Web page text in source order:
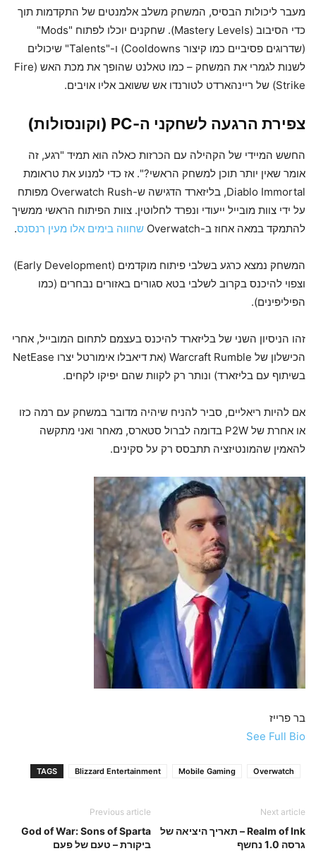
מעבר ליכולות הבסיס, המשחק משלב אלמנטים של התקדמות תוך
כדי הסיבוב (Mastery Levels). שחקנים יוכלו לפתוח "Mods"
(שדרוגים פסיביים כמו קיצור Cooldowns) ו-"Talents" שיכולים
לשנות לגמרי את המשחק – כמו טאלנט שהופך את מכת האש (Fire
Strike) של ריינהארדט לטורנדו אש ששואב אליו אויבים.
צפירת הרגעה לשחקני ה-PC (וקונסולות)
החשש המיידי של הקהילה עם הכרזות כאלה הוא תמיד "רגע, זה
אומר שאין יותר תוכן למשחק הראשי?". אז כדי למנוע את טראומת
Diablo Immortal, בליזארד הדגישה ש-Overwatch Rush מפותח
על ידי צוות מובייל ייעודי ונפרד לחלוטין. צוות הפיתוח הראשי ממשיך
להתמקד במאה אחוז ב-Overwatch
שחווה בימים אלו מעין רנסנס.
המשחק נמצא כרגע בשלבי פיתוח מוקדמים (Early Development)
וצפוי להיכנס בקרוב לשלבי בטא סגורים באזורים נבחרים (כמו
הפיליפינים).
זהו הניסיון השני של בליזארד להיכנס בעצמם לתחום המובייל, אחרי
הכישלון של Warcraft Rumble (את דיאבלו אימורטל יצרו NetEase
בשיתוף עם בליזארד) ונותר רק לקוות שהם יפיקו לקחים.
אם להיות ריאליים, סביר להניח שיהיה מדובר במשחק עם רמה כזו
או אחרת של P2W בדומה לברול סטארס, מאחר ואני מתקשה
להאמין שהמונטיזציה תתבסס רק על סקינים.
בר פרייז
See Full Bio
TAGS Blizzard Entertainment Mobile Gaming Overwatch
Previous article
God of War: Sons of Sparta
ביקורת – טעם של פעם
Next article
Realm of Ink – תאריך היציאה של
גרסה 1.0 נחשף